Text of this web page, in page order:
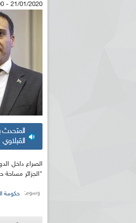
21/01/2020 - 10:00
المتحدث
القبلاوي
الصراع داخل
"الجزائر
وسوم: حكومة